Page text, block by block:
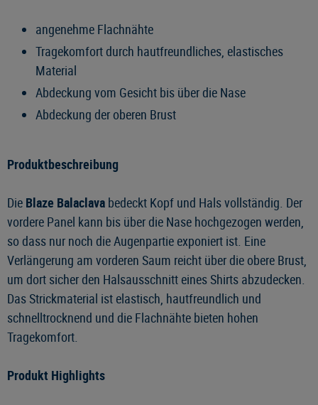
angenehme Flachnähte
Tragekomfort durch hautfreundliches, elastisches
Material
Abdeckung vom Gesicht bis über die Nase
Abdeckung der oberen Brust
Produktbeschreibung
Die Blaze Balaclava bedeckt Kopf und Hals vollständig. Der
vordere Panel kann bis über die Nase hochgezogen werden,
so dass nur noch die Augenpartie exponiert ist. Eine
Verlängerung am vorderen Saum reicht über die obere Brust,
um dort sicher den Halsausschnitt eines Shirts abzudecken.
Das Strickmaterial ist elastisch, hautfreundlich und
schnelltrocknend und die Flachnähte bieten hohen
Tragekomfort.
Produkt Highlights